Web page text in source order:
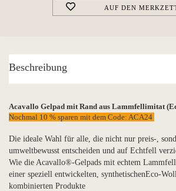
AUF DEN
Beschreibung
Acavallo Gelpad mit Rand aus Lammfellimitat
Nochmal 10 % sparen mit dem Code: ACA24
Die ideale Wahl für alle, die nicht nur preis-,
umweltbewusst entscheiden und auf Echtfell
Wie die Acavallo®-Gelpads mit echtem
einer speziell entwickelten, synthetischenEco-
kombinierten Produkte